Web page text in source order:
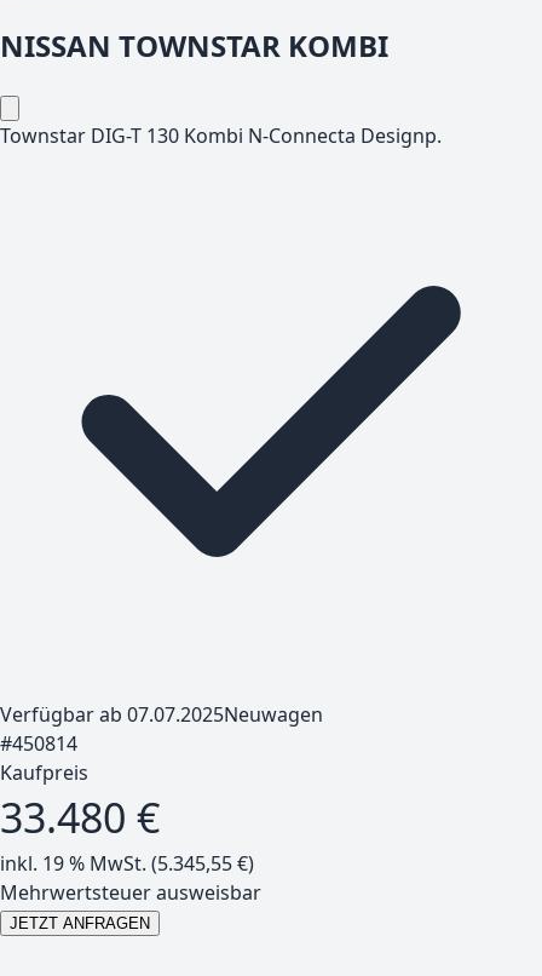
NISSAN TOWNSTAR KOMBI
Townstar DIG-T 130 Kombi N-Connecta Designp.
Verfügbar ab 07.07.2025Neuwagen
#450814
Kaufpreis
33.480 €
inkl. 19 % MwSt. (5.345,55€)
Mehrwertsteuer ausweisbar
JETZT ANFRAGEN